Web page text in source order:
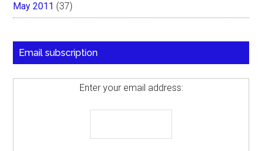
May 2011 (37)
Email subscription
Enter your email address: